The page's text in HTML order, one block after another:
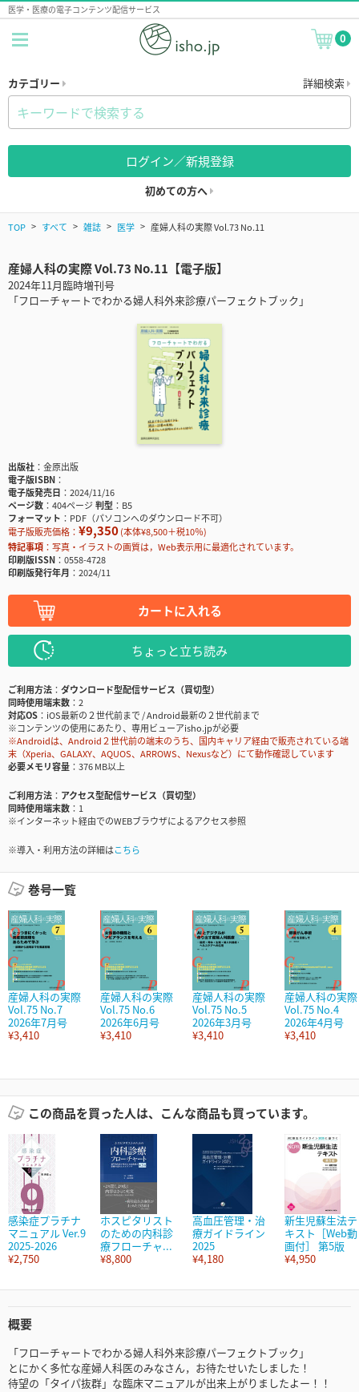
医学・医療の電子コンテンツ配信サービス
0
カテゴリー 詳細検索
ログイン／新規登録
初めての方へ
TOP すべて 雑誌 医学 産婦人科の実際 Vol.73 No.11
産婦人科の実際 Vol.73 No.11【電子版】
2024年11月臨時増刊号
「フローチャートでわかる婦人科外来診療パーフェクトブック」
出版社
金原出版
電子版ISBN
電子版発売日
2024/11/16
ページ数
404ページ判型
B5
フォーマット
PDF（パソコンへのダウンロード不可）
電子版販売価格： ¥9,350(本体¥8,500＋税10％)
特記事項
写真・イラストの画質は，Web表示用に最適化されています。
印刷版ISSN
0558-4728
印刷版発行年月
2024/11
カートに入れる
ちょっと立ち読み
ご利用方法
ダウンロード型配信サービス（買切型）
同時使用端末数
2
対応OS
iOS最新の２世代前まで / Android最新の２世代前まで
※コンテンツの使用にあたり、専用ビューアisho.jpが必要
※Androidは、Android２世代前の端末のうち、国内キャリア経由で販売されている端
末（Xperia、GALAXY、AQUOS、ARROWS、Nexusなど）にて動作確認しています
必要メモリ容量
376 MB以上
ご利用方法
アクセス型配信サービス（買切型）
同時使用端末数
1
※インターネット経由でのWEBブラウザによるアクセス参照
※導入・利用方法の詳細はこちら
巻号一覧
産婦人科の実際
Vol.75 No.7
2026年7月号
¥3,410
産婦人科の実際
Vol.75 No.6
2026年6月号
¥3,410
産婦人科の実際
Vol.75 No.5
2026年3月号
¥3,410
産婦人科の実際
Vol.75 No.4
2026年4月号
¥3,410
この商品を買った人は、こんな商品も買っています。
感染症プラチナ
マニュアル Ver.9
2025-2026
¥2,750
ホスピタリスト
のための内科診
療フローチャ...
¥8,800
高血圧管理・治
療ガイドライン
2025
¥4,180
新生児蘇生法テ
キスト［Web動
画付］ 第5版
¥4,950
概要
「フローチャートでわかる婦人科外来診療パーフェクトブック」
とにかく多忙な産婦人科医のみなさん，お待たせいたしました！
待望の「タイパ抜群」な臨床マニュアルが出来上がりましたよー！！